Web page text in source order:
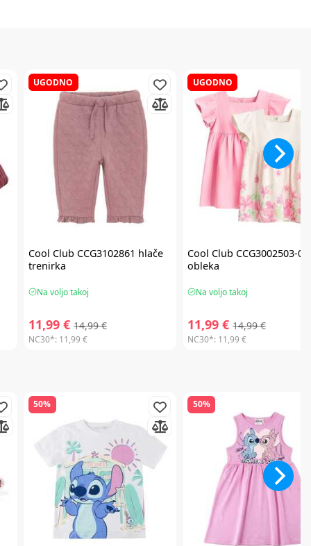
UGODNO
Cool Club CCG3102861 hlače
trenirka
Na voljo takoj
11,99 € 14,99 €
NC30*: 11,99 €
UGODNO
Cool Club CCG3002503-00
obleka
Na voljo takoj
11,99 € 14,99 €
NC30*: 11,99 €
50% 50%